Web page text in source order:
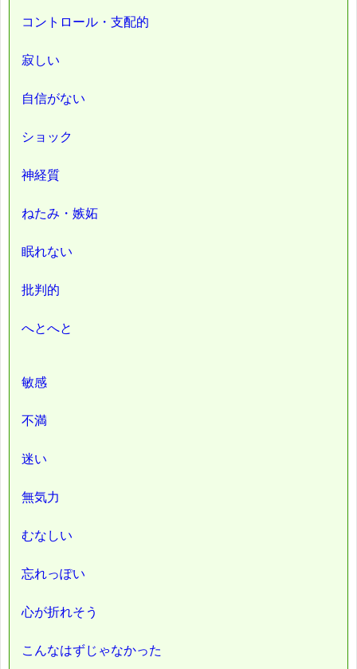
コントロール・支配的
寂しい
自信がない
ショック
神経質
ねたみ・嫉妬
眠れない
批判的
へとへと
敏感
不満
迷い
無気力
むなしい
忘れっぽい
心が折れそう
こんなはずじゃなかった